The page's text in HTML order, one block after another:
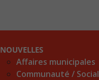
NOUVELLES
Affaires municipales
Communauté / Social